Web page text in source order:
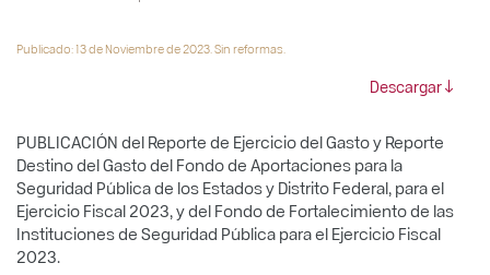
Publicado: 13 de Noviembre de 2023. Sin reformas.
Descargar
PUBLICACIÓN del Reporte de Ejercicio del Gasto y Reporte
Destino del Gasto del Fondo de Aportaciones para la
Seguridad Pública de los Estados y Distrito Federal, para el
Ejercicio Fiscal 2023, y del Fondo de Fortalecimiento de las
Instituciones de Seguridad Pública para el Ejercicio Fiscal
2023.